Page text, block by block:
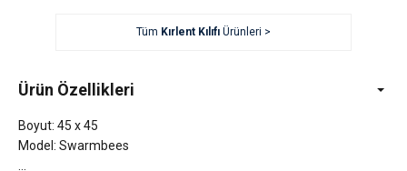
Tüm Kırlent KılıfıÜrünleri >
Ürün Özellikleri
Boyut: 45 x 45
Model: Swarmbees